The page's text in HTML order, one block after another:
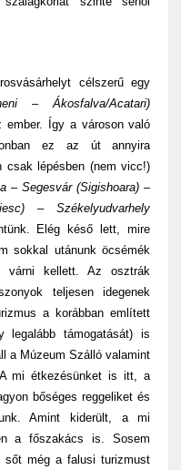
célszerű egy
– Ákosfalva/Acatari)
ember. Így a városon való
ez az út annyira
csak lépésben (nem vicc!)
– Segesvár (Sigishoara) –
– Székelyudvarhely
Elég késő lett, mire
sokkal utánunk öcsémék
várni kellett. Az osztrák
teljesen idegenek
a korábban említett
legalább támogatását) is
a Múzeum Szálló valamint
mi étkezésünket is itt, a
bőséges reggeliket és
Amint kiderült, a mi
a főszakács is. Sosem
sőt még a falusi turizmust